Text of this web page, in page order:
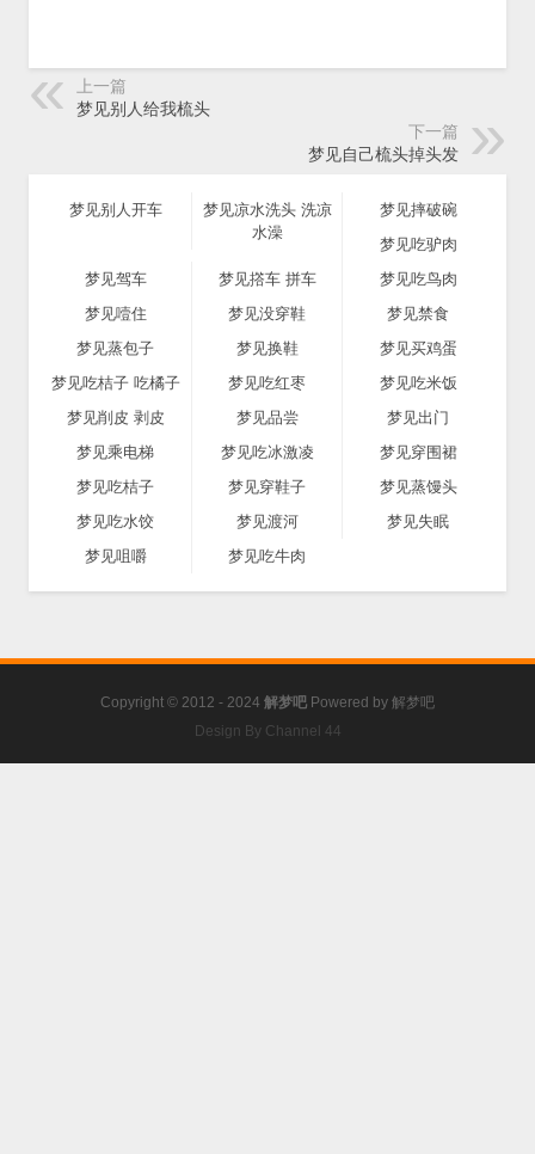
上一篇
梦见别人给我梳头
下一篇
梦见自己梳头掉头发
梦见别人开车
梦见凉水洗头 洗凉
水澡
梦见摔破碗
梦见吃驴肉
梦见驾车
梦见撘车 拼车
梦见吃鸟肉
梦见噎住
梦见没穿鞋
梦见禁食
梦见蒸包子
梦见换鞋
梦见买鸡蛋
梦见吃桔子 吃橘子
梦见吃红枣
梦见吃米饭
梦见削皮 剥皮
梦见品尝
梦见出门
梦见乘电梯
梦见吃冰激凌
梦见穿围裙
梦见吃桔子
梦见穿鞋子
梦见蒸馒头
梦见吃水饺
梦见渡河
梦见失眠
梦见咀嚼
梦见吃牛肉
Copyright © 2012 - 2024 解梦吧 Powered by 解梦吧
Design By Channel 44